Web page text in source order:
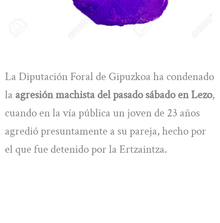
La Diputación Foral de Gipuzkoa ha condenado
la agresión machista del pasado sábado en Lezo,
cuando en la vía pública un joven de 23 años
agredió presuntamente a su pareja, hecho por
el que fue detenido por la Ertzaintza.